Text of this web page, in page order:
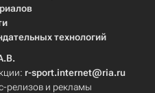
технологий
r-sport.internet@ria.ru
релизов и рекламы